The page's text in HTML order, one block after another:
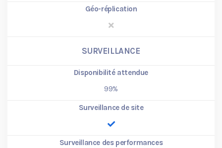
Géo-réplication
SURVEILLANCE
Disponibilité attendue
99%
Surveillance de site
Surveillance des performances